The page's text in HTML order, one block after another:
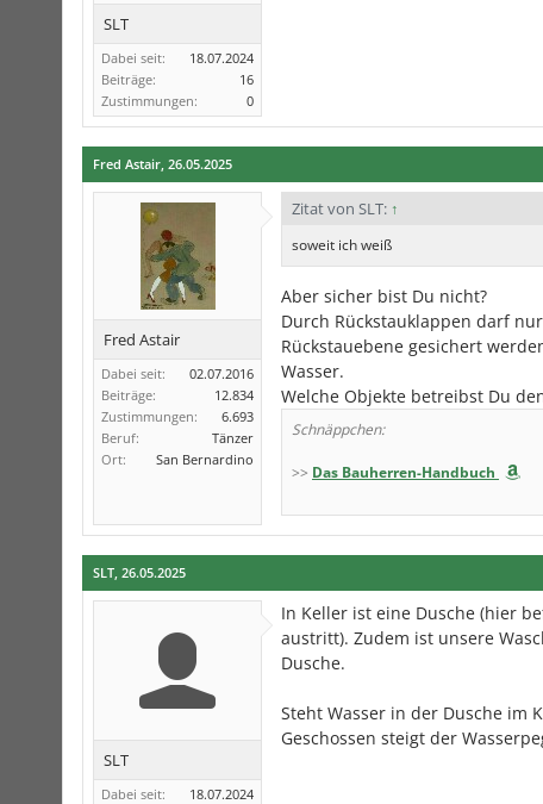
SLT
Dabei seit:
18.07.2024
Beiträge:
16
Zustimmungen:
0
Fred Astair, 26.05.2025
Fred Astair
Dabei seit:
02.07.2016
Beiträge:
12.834
Zustimmungen:
6.693
Beruf:
Tänzer
Ort:
San Bernardino
Zitat von SLT: ↑
soweit ich weiß
Aber sicher bist Du nicht?
Durch Rückstauklappen darf
Rückstauebene gesichert
Wasser.
Welche Objekte betreibst Du
Schnäppchen:
>> Das Bauherren-Handbuch
SLT, 26.05.2025
SLT
Dabei seit:
18.07.2024
In Keller ist eine Dusche (hier
austritt). Zudem ist unsere
Dusche.
Steht Wasser in der Dusche im
Geschossen steigt der